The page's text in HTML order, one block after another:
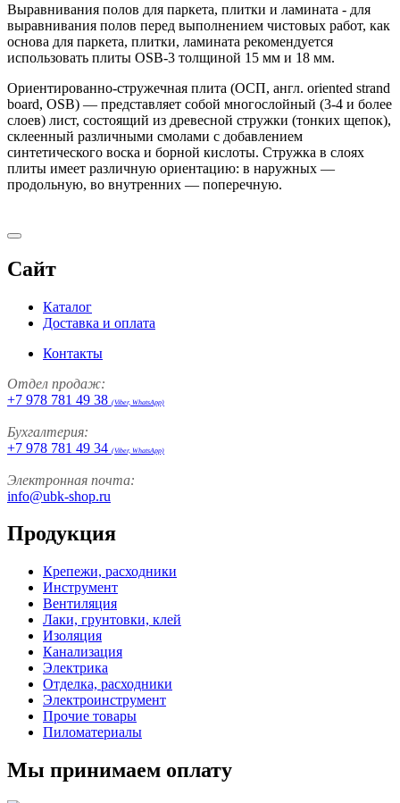
Выравнивания полов для паркета, плитки и ламината - для
выравнивания полов перед выполнением чистовых работ, как
основа для паркета, плитки, ламината рекомендуется
использовать плиты OSB-3 толщиной 15 мм и 18 мм.
Ориентированно-стружечная плита (ОСП, англ. oriented strand
board, OSB) — представляет собой многослойный (3-4 и более
слоев) лист, состоящий из древесной стружки (тонких щепок),
склеенный различными смолами с добавлением
синтетического воска и борной кислоты. Стружка в слоях
плиты имеет различную ориентацию: в наружных —
продольную, во внутренних — поперечную.
Сайт
Каталог
Доставка и оплата
Контакты
Отдел продаж:
+7 978 781 49 38 (Viber, WhatsApp)
Бухгалтерия:
+7 978 781 49 34 (Viber, WhatsApp)
Электронная почта:
info@ubk-shop.ru
Продукция
Крепежи, расходники
Инструмент
Вентиляция
Лаки, грунтовки, клей
Изоляция
Канализация
Электрика
Отделка, расходники
Электроинструмент
Прочие товары
Пиломатериалы
Мы принимаем оплату